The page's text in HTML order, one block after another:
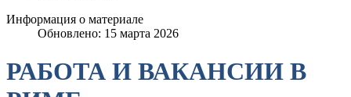
Информация о материале
Обновлено: 15 марта 2026
РАБОТА И ВАКАНСИИ В